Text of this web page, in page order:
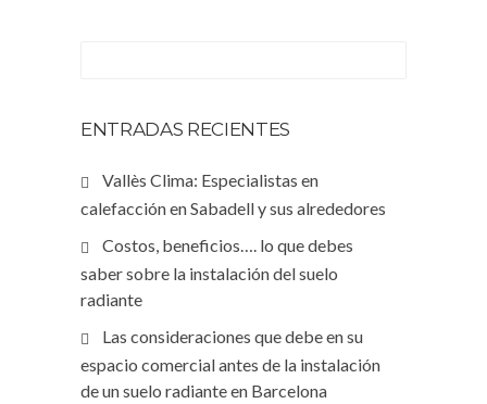
ENTRADAS RECIENTES
Vallès Clima: Especialistas en
calefacción en Sabadell y sus alrededores
Costos, beneficios…. lo que debes
saber sobre la instalación del suelo
radiante
Las consideraciones que debe en su
espacio comercial antes de la instalación
de un suelo radiante en Barcelona